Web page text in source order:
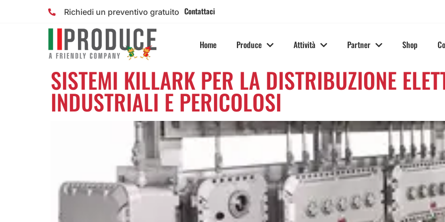
Richiedi un preventivo gratuito Contattaci
Home Produce Attività Partner Shop
SISTEMI KILLARK PER LA DISTRIBUZIONE
INDUSTRIALI E PERICOLOSI